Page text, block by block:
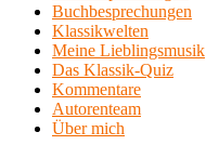
Buchbesprechungen
Klassikwelten
Meine Lieblingsmusik
Das Klassik-Quiz
Kommentare
Autorenteam
Über mich